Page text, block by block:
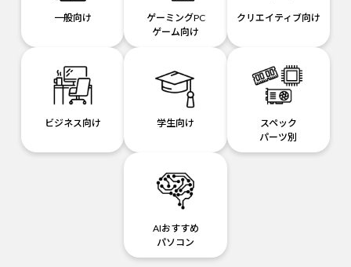
一般向け
ゲーミングPC
ゲーム向け
クリエイティブ向け
ビジネス向け 学生向け
スペック
パーツ別
AIおすすめ
パソコン